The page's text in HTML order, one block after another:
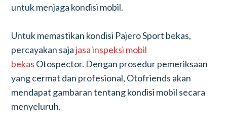
untuk menjaga kondisi mobil.
Untuk memastikan kondisi Pajero Sport bekas,
percayakan sajajasa inspeksi mobil
bekas Otospector. Dengan prosedur pemeriksaan
yang cermat dan profesional, Otofriends akan
mendapat gambaran tentang kondisi mobil secara
menyeluruh.